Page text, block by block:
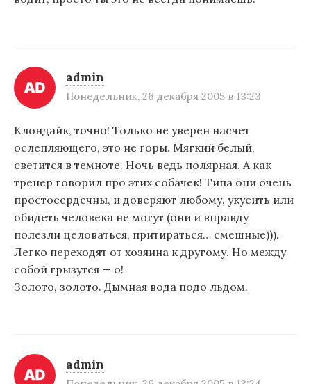
admin
Понедельник, 26 декабря 2005 в 13:23
Клондайк, точно! Только не уверен насчет
ослепляющего, это не горы. Мягкий белый,
светится в темноте. Ночь ведь полярная. А как
тренер говорил про этих собачек! Типа они очень
простосердечны, и доверяют любому, укусить или
обидеть человека не могут (они и вправду
полезли целоваться, притираться… смешные))).
Легко переходят от хозяина к другому. Но между
собой грызутся — о!
Золото, золото. Дымная вода подо льдом.
admin